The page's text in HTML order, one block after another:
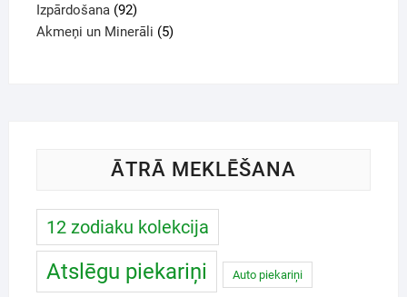
Izpārdošana 92
Akmeņi un Minerāli 5
ĀTRĀ MEKLĒŠANA
12 zodiaku kolekcija
Atslēgu piekariņi Auto piekariņi